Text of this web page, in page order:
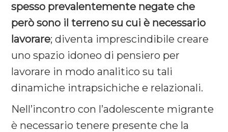
spesso prevalentemente negate che
però sono il terreno su cui è necessario
lavorare; diventa imprescindibile creare
uno spazio idoneo di pensiero per
lavorare in modo analitico su tali
dinamiche intrapsichiche e relazionali.
Nell’incontro con l’adolescente migrante
è necessario tenere presente che la